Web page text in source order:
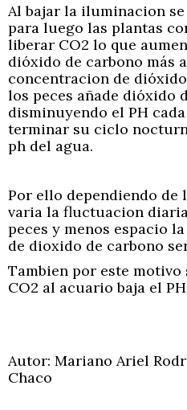
Al bajar la iluminacion
para luego las plantas
liberar CO2 lo que
dióxido de carbono más
concentracion de
los peces añade dióxido
disminuyendo el PH
terminar su ciclo
ph del agua.
Por ello dependiendo de
varia la fluctuacion
peces y menos espacio
de dioxido de carbono
Tambien por este
CO2 al acuario baja el
Autor: Mariano Ariel
Chaco